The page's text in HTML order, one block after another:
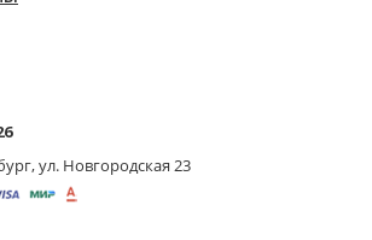
ул. Новгородская 23